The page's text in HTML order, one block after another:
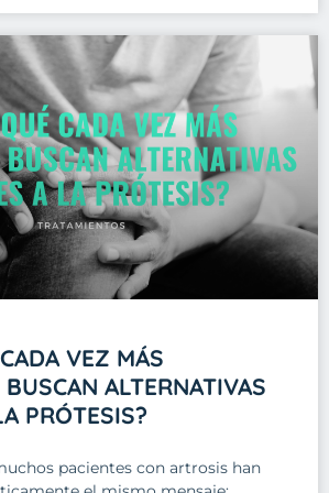
VEZ MÁS
BUSCAN ALTERNATIVAS
PRÓTESIS?
pacientes con artrosis han